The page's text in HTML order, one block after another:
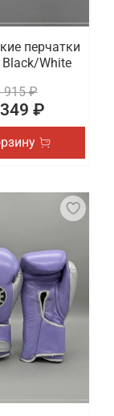
перчатки
Black/White
915 ₽
₽